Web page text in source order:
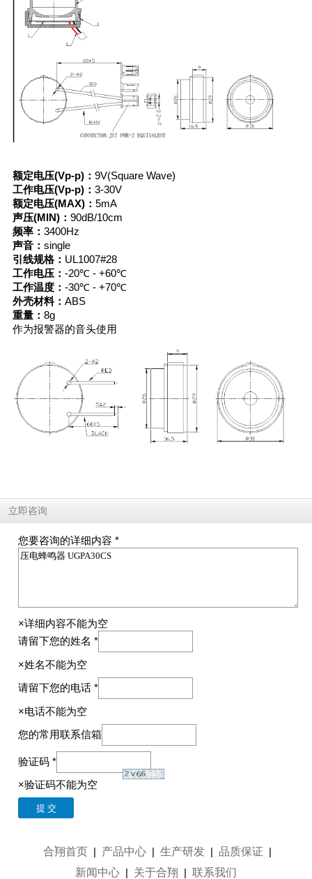
额定电压(Vp-p)： 9V(Square Wave)
工作电压(Vp-p)： 3-30V
额定电压(MAX)： 5mA
声压(MIN)： 90dB/10cm
频率： 3400Hz
声音： single
引线规格： UL1007#28
工作电压： -20℃ - +60℃
工作温度： -30℃ - +70℃
外壳材料： ABS
重量： 8g
作为报警器的音头使用
立即咨询
您要咨询的详细内容 *
×详细内容不能为空
请留下您的姓名 *
×姓名不能为空
请留下您的电话 *
×电话不能为空
您的常用联系信箱
验证码 *
×验证码不能为空
合翔首页 产品中心 生产研发 品质保证
新闻中心 关于合翔 联系我们